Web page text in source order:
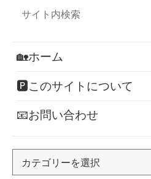
🏡ホーム
🅿このサイトについて
📧お問い合わせ